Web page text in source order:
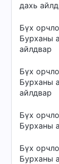
дахь
Бүх
Бурханы
айлдвар
Бүх
Бурханы
айлдвар
Бүх
Бурханы
Бүх
Бурханы